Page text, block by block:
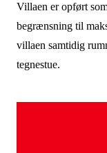
Villaen er opført
begrænsning til
villaen samtidig
tegnestue.